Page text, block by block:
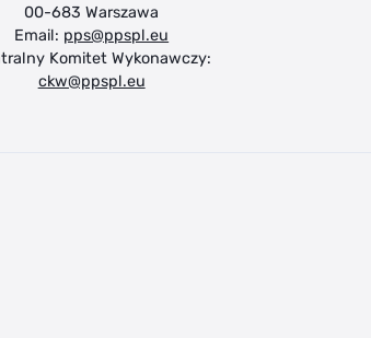
00-683 Warszawa
Email: pps@ppspl.eu
Komitet Wykonawczy:
ckw@ppspl.eu